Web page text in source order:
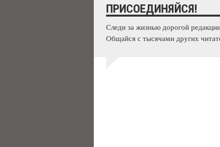
ПРИСОЕДИНЯЙСЯ!
Следи за жизнью дорогой
Общайся с тысячами других